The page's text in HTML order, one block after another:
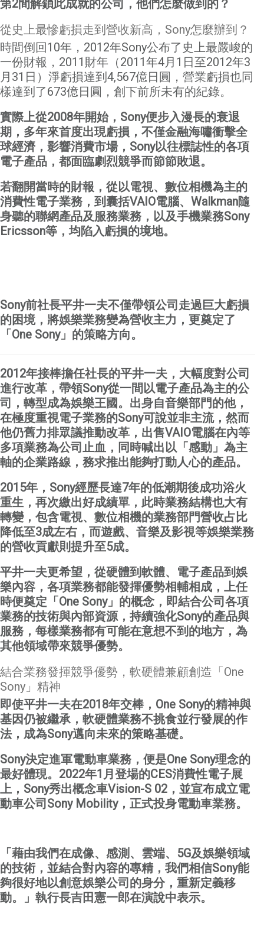
第2間解鎖此成就的公司，他們怎麼做到的？
從史上最慘虧損走到營收新高，Sony怎麼辦到？
時間倒回10年，2012年Sony公布了史上最嚴峻的
一份財報，2011財年（2011年4月1日至2012年3
月31日）淨虧損達到4,567億日圓，營業虧損也同
樣達到了673億日圓，創下前所未有的紀錄。
實際上從2008年開始， Sony便步入漫長的衰退
期，多年來首度出現虧損，不僅金融海嘯衝擊全
球經濟，影響消費市場， Sony以往標誌性的各項
電子產品，都面臨劇烈競爭而節節敗退。
若翻開當時的財報，從以電視、數位相機為主的
消費性電子業務，到囊括VAIO電腦、 Walkman隨
身聽的聯網產品及服務業務，以及手機業務Sony
Ericsson等，均陷入虧損的境地。
Sony前社長平井一夫不僅帶領公司走過巨大虧損
的困境，將娛樂業務變為營收主力，更奠定了
「 One Sony」的策略方向。
2012年接棒擔任社長的平井一夫，大幅度對公司
進行改革，帶領Sony從一間以電子產品為主的公
司，轉型成為娛樂王國。出身自音樂部門的他，
在極度重視電子業務的Sony可說並非主流，然而
他仍舊力排眾議推動改革，出售VAIO電腦在內等
多項業務為公司止血，同時喊出以「感動」為主
軸的企業路線，務求推出能夠打動人心的產品。
2015年， Sony經歷長達7年的低潮期後成功浴火
重生，再次繳出好成績單，此時業務結構也大有
轉變， 包含電視、數位相機的業務部門營收占比
降低至3成左右，而遊戲、音樂及影視等娛樂業務
的營收貢獻則提升至5成。
平井一夫更希望，從硬體到軟體、電子產品到娛
樂內容，各項業務都能發揮優勢相輔相成，上任
時便奠定「 One Sony」的概念，即結合公司各項
業務的技術與內部資源，持續強化Sony的產品與
服務，每樣業務都有可能在意想不到的地方，為
其他領域帶來競爭優勢。
結合業務發揮競爭優勢，軟硬體兼顧創造「One
Sony」精神
即使平井一夫在2018年交棒， One Sony的精神與
基因仍被繼承，軟硬體業務不挑食並行發展的作
法，成為Sony邁向未來的策略基礎。
Sony決定進軍電動車業務，便是One Sony理念的
最好體現。 2022年1 月登場的CES消費性電子展
上， Sony秀出概念車Vision-S 02 ，並宣布成立電
動車公司 Sony Mobility，正式投身電動車業務。
「藉由我們在成像、 感測 、 雲端、 5G及娛樂領域
的技術 ，並結合對內容的專精，我們相信Sony能
夠很好地以創意娛樂公司的身分，重新定義移
動。」執行長吉田憲一郎在演說中表示。